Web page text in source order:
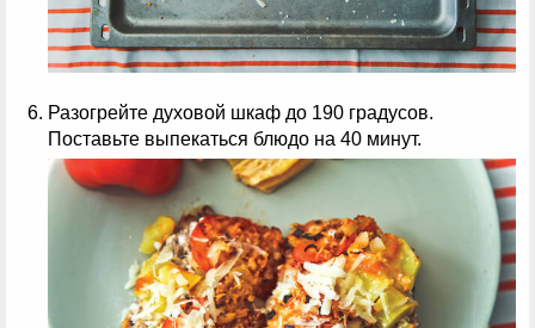
Разогрейте духовой шкаф до 190 градусов.
Поставьте выпекаться блюдо на 40 минут.